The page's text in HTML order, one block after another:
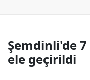
Şemdinli'de
ele geçirildi